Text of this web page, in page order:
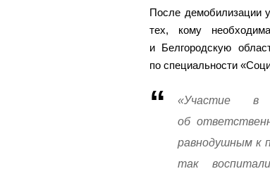
После демобилизации
тех, кому
и Белгородскую
по специальности
«Участие в
об
равнодушным к
так